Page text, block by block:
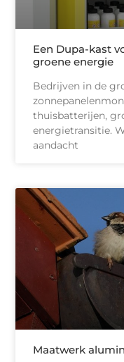
Een Dupa-kast
groene energie
Bedrijven in de
thuisbatterijen,
energietransitie.
aandacht
Maatwerk